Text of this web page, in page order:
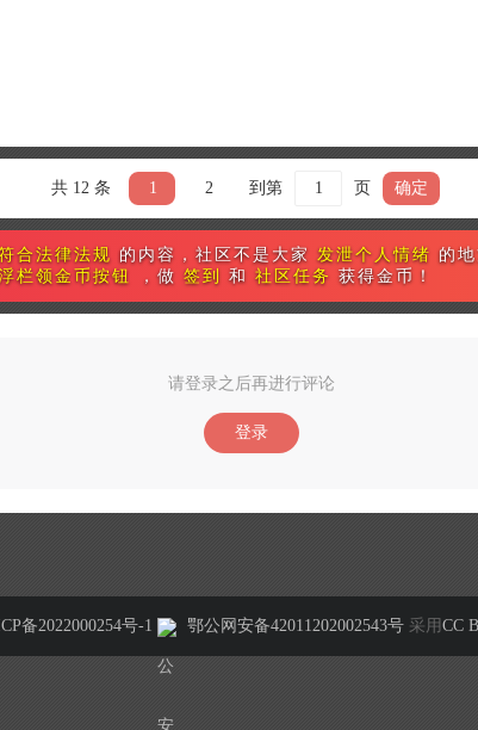
共 12 条 1 2 到第 页 确定
合法律法规 的内容，社区不是大家 发泄个人情绪 的地
栏领金币按钮 ，做 签到 和 社区任务 获得金币！
请登录之后再进行评论
登录
备2022000254号-1 鄂公网安备42011202002543号 采用 CC